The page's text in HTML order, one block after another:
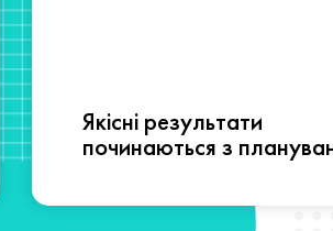
Якісні результати
починаються з